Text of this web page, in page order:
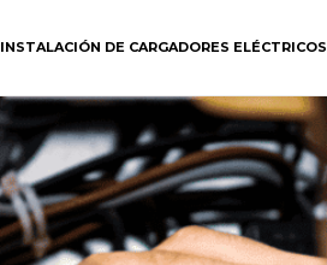
INSTALACIÓN DE CARGADORES ELÉCTRICOS